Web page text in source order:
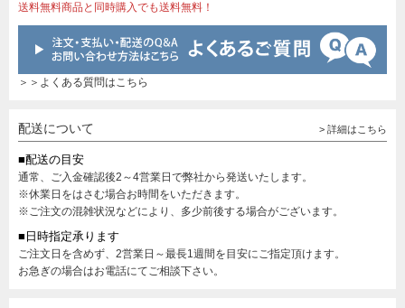
送料無料商品と同時購入でも送料無料！
＞＞よくある質問はこちら
配送について > 詳細はこちら
■配送の目安
通常、ご入金確認後2～4営業日で弊社から発送いたします。
※休業日をはさむ場合お時間をいただきます。
※ご注文の混雑状況などにより、多少前後する場合がございます。
■日時指定承ります
ご注文日を含めず、2営業日～最長1週間を目安にご指定頂けます。
お急ぎの場合はお電話にてご相談下さい。